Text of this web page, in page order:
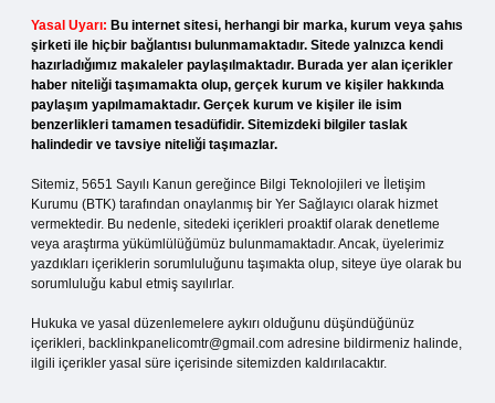
Yasal Uyarı: Bu internet sitesi, herhangi bir marka, kurum veya şahıs
şirketi ile hiçbir bağlantısı bulunmamaktadır. Sitede yalnızca kendi
hazırladığımız makaleler paylaşılmaktadır. Burada yer alan içerikler
haber niteliği taşımamakta olup, gerçek kurum ve kişiler hakkında
paylaşım yapılmamaktadır. Gerçek kurum ve kişiler ile isim
benzerlikleri tamamen tesadüfidir. Sitemizdeki bilgiler taslak
halindedir ve tavsiye niteliği taşımazlar.
Sitemiz, 5651 Sayılı Kanun gereğince Bilgi Teknolojileri ve İletişim
Kurumu (BTK) tarafından onaylanmış bir Yer Sağlayıcı olarak hizmet
vermektedir. Bu nedenle, sitedeki içerikleri proaktif olarak denetleme
veya araştırma yükümlülüğümüz bulunmamaktadır. Ancak, üyelerimiz
yazdıkları içeriklerin sorumluluğunu taşımakta olup, siteye üye olarak bu
sorumluluğu kabul etmiş sayılırlar.
Hukuka ve yasal düzenlemelere aykırı olduğunu düşündüğünüz
içerikleri, backlinkpanelicomtr@gmail.com adresine bildirmeniz halinde,
ilgili içerikler yasal süre içerisinde sitemizden kaldırılacaktır.